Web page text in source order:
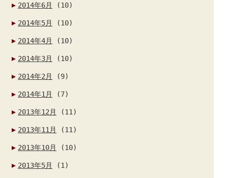
2014年6月 (10)
2014年5月 (10)
2014年4月 (10)
2014年3月 (10)
2014年2月 (9)
2014年1月 (7)
2013年12月 (11)
2013年11月 (11)
2013年10月 (10)
2013年5月 (1)